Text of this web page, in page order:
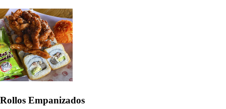
Rollos Empanizados